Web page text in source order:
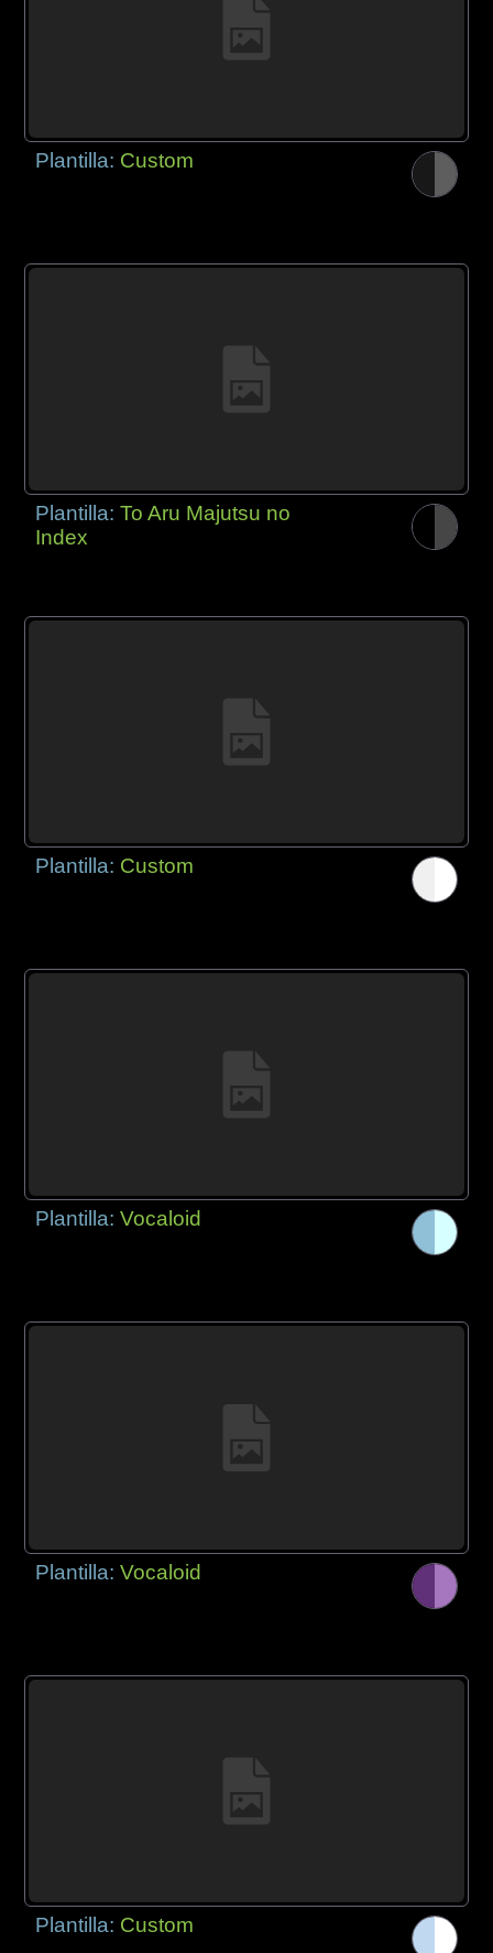
Plantilla: Custom
Plantilla:To Aru Majutsu no
Index
Plantilla: Custom
Plantilla:Vocaloid
Plantilla:Vocaloid
Plantilla: Custom